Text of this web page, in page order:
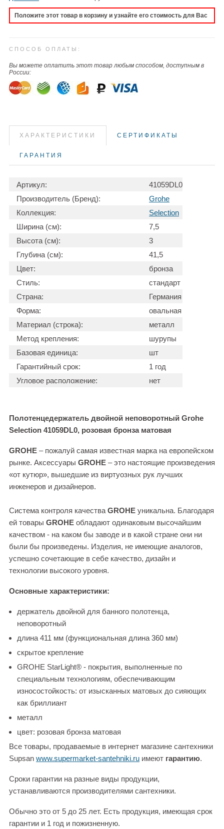
Положите этот товар в корзину и узнайте его стоимость для Вас
СПОСОБ ОПЛАТЫ:
Вы можете оплатить этот товар любым способом, доступным в
России:
ХАРАКТЕРИСТИКИ СЕРТИФИКАТЫ
ГАРАНТИЯ
Артикул:
41059DL0
Производитель (Бренд):
Grohe
Коллекция:
Selection
Ширина (см):
7,5
Высота (см):
3
Глубина (см):
41,5
Цвет:
бронза
Стиль:
стандарт
Страна:
Германия
Форма:
овальная
Материал (строка):
металл
Метод крепления:
шурупы
Базовая единица:
шт
Гарантийный срок:
1 год
Угловое расположение:
нет
Полотенцедержатель двойной неповоротный Grohe
Selection 41059DL0, розовая бронза матовая
GROHE – пожалуй самая известная марка на европейском
рынке. Аксессуары GROHE – это настоящие произведения
«от кутюр», вышедшие из виртуозных рук лучших
инженеров и дизайнеров.
Система контроля качества GROHE уникальна. Благодаря
ей товары GROHE обладают одинаковым высочайшим
качеством - на каком бы заводе и в какой стране они ни
были бы произведены. Изделия, не имеющие аналогов,
успешно сочетающие в себе качество, дизайн и
технологии высокого уровня.
Основные характеристики:
держатель двойной для банного полотенца,
неповоротный
длина 411 мм (функциональная длина 360 мм)
скрытое крепление
GROHE StarLight® - покрытия, выполненные по
специальным технологиям, обеспечивающим
износостойкость: от изысканных матовых до сияющих
как бриллиант
металл
цвет: розовая бронза матовая
Все товары, продаваемые в интернет магазине сантехники
Supsan www.supermarket-santehniki.ru имеют гарантию.
Сроки гарантии на разные виды продукции,
устанавливаются производителями сантехники.
Обычно это от 5 до 25 лет. Есть продукция, имеющая срок
гарантии и 1 год и пожизненную.